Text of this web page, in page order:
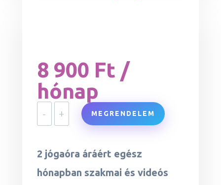
8 900 Ft /
hónap
- + MEGRENDELEM
2 jógaóra áráért egész
hónapban szakmai és videós